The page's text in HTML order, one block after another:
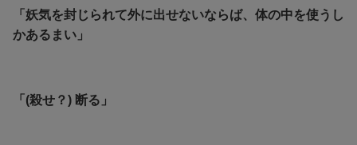
「妖気を封じられて外に出せないならば、体の中を使うし
かあるまい」
「(殺せ？) 断る」